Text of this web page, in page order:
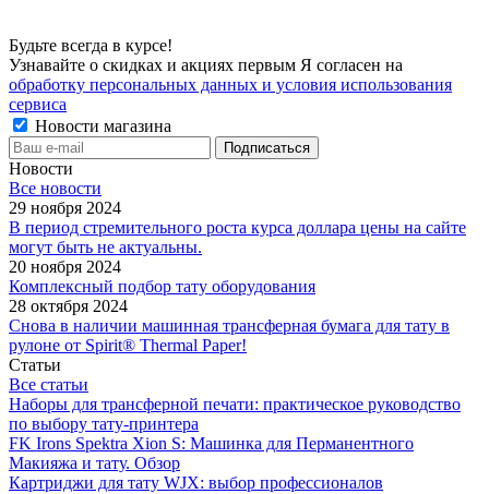
Будьте всегда в курсе!
Узнавайте о скидках и акциях первым Я согласен на
обработку персональных данных и условия использования
сервиса
Новости магазина
Новости
Все новости
29 ноября 2024
В период стремительного роста курса доллара цены на сайте
могут быть не актуальны.
20 ноября 2024
Комплексный подбор тату оборудования
28 октября 2024
Снова в наличии машинная трансферная бумага для тату в
рулоне от Spirit® Thermal Paper!
Статьи
Все статьи
Наборы для трансферной печати: практическое руководство
по выбору тату‑принтера
FK Irons Spektra Xion S: Машинка для Перманентного
Макияжа и тату. Обзор
Картриджи для тату WJX: выбор профессионалов